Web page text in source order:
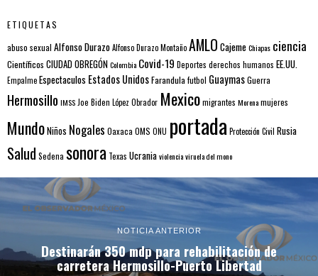
ETIQUETAS
abuso sexual Alfonso DurazoAlfonso Durazo MontañoAMLO CajemeChiapas ciencia
Científicos CIUDAD OBREGÓNColombia Covid-19 Deportes derechos humanos EE.UU.
EmpalmeEspectaculos Estados UnidosFarandulafutbol GuaymasGuerra
Hermosillo IMSS Joe Biden López Obrador Mexicomigrantes Morenamujeres
MundoNiños Nogales Oaxaca OMS ONU portada Protección Civil Rusia
Salud Sedena sonora Texas Ucraniaviolenciaviruela del mono
NOTICIA ANTERIOR
Destinarán 350 mdp para rehabilitación de
carretera Hermosillo-Puerto Libertad